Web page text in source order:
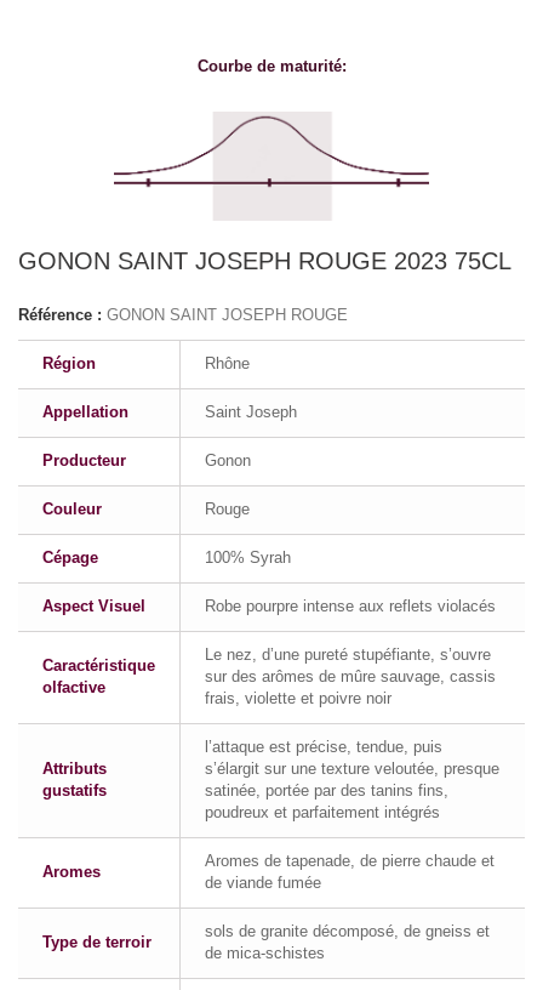
Courbe de maturité:
GONON SAINT JOSEPH ROUGE 2023 75CL
Référence : GONON SAINT JOSEPH ROUGE
Région Rhône
Appellation Saint Joseph
Producteur Gonon
Couleur Rouge
Cépage 100% Syrah
Aspect Visuel Robe pourpre intense aux reflets violacés
Caractéristique
olfactive
Le nez, d’une pureté stupéfiante, s’ouvre
sur des arômes de mûre sauvage, cassis
frais, violette et poivre noir
Attributs
gustatifs
l’attaque est précise, tendue, puis
s’élargit sur une texture veloutée, presque
satinée, portée par des tanins fins,
poudreux et parfaitement intégrés
Aromes
Aromes de tapenade, de pierre chaude et
de viande fumée
Type de terroir
sols de granite décomposé, de gneiss et
de mica-schistes